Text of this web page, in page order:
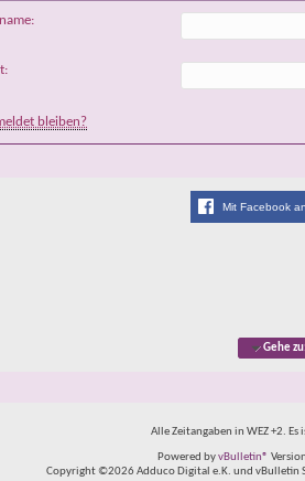
bleiben?
Mit Facebook
Gehe
Alle Zeitangaben in WEZ +2. Es
Powered byvBulletin®
Copyright ©2026 Adduco Digital e.K. und vBulletin